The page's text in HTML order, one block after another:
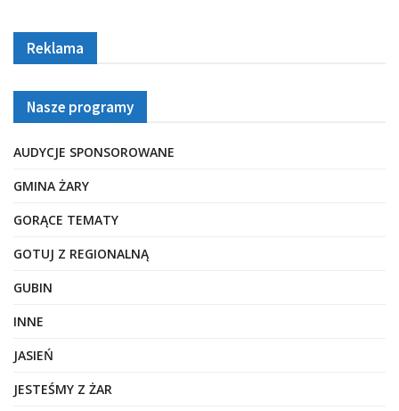
Reklama
Nasze programy
AUDYCJE SPONSOROWANE
GMINA ŻARY
GORĄCE TEMATY
GOTUJ Z REGIONALNĄ
GUBIN
INNE
JASIEŃ
JESTEŚMY Z ŻAR